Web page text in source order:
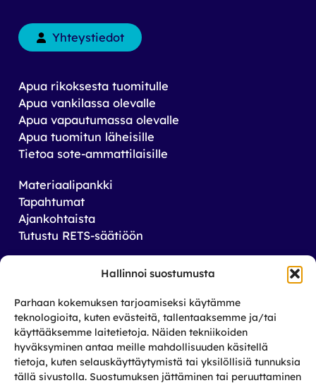
Hallinnoi suostumusta
Parhaan kokemuksen tarjoamiseksi käytämme
teknologioita, kuten evästeitä, tallentaaksemme ja/tai
käyttääksemme laitetietoja. Näiden tekniikoiden
hyväksyminen antaa meille mahdollisuuden käsitellä
tietoja, kuten selauskäyttäytymistä tai yksilöllisiä tunnuksia
tällä sivustolla. Suostumuksen jättäminen tai peruuttaminen
Yhteystiedot
Apua rikoksesta tuomitulle
Apua vankilassa olevalle
Apua vapautumassa olevalle
Apua tuomitun läheisille
Tietoa sote-ammattilaisille
Materiaalipankki
Tapahtumat
Ajankohtaista
Tutustu RETS-säätiöön
Tilaa uutiskirjeemme
Saat tiedon tulevista tapahtumista sekä
toiminnastamme rikos­taustaisten ja heidän
läheistensä aseman parantamiseksi.
Tilaa